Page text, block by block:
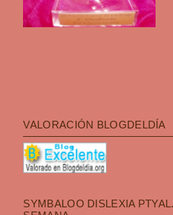
VALORACIÓN BLOGDELDÍA
SYMBALOO DISLEXIA